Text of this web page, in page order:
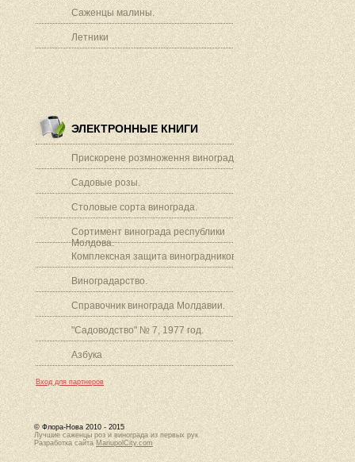
Саженцы малины.
Летники
ЭЛЕКТРОННЫЕ КНИГИ
Прискорене розмноження винограду.
Садовые розы.
Столовые сорта винограда.
Сортимент винограда республики
Молдова.
Комплексная защита виноградников.
Виноградарство.
Справочник винограда Молдавии.
"Садоводство" № 7, 1977 год.
Азбука
Вход для партнеров
© Флора-Нова 2010 - 2015
Лучшие саженцы роз и винограда из первых рук
Разработка сайта MariupolCity.com